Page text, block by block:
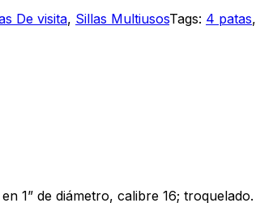
De visita, Sillas MultiusosTags: 4 patas,
1” de diámetro, calibre 16; troquelado.